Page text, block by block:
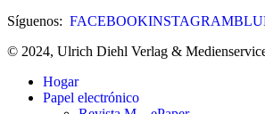
Síguenos: FACEBOOKINSTAGRAM
© 2024, Ulrich Diehl Verlag &
Hogar
Papel electrónico